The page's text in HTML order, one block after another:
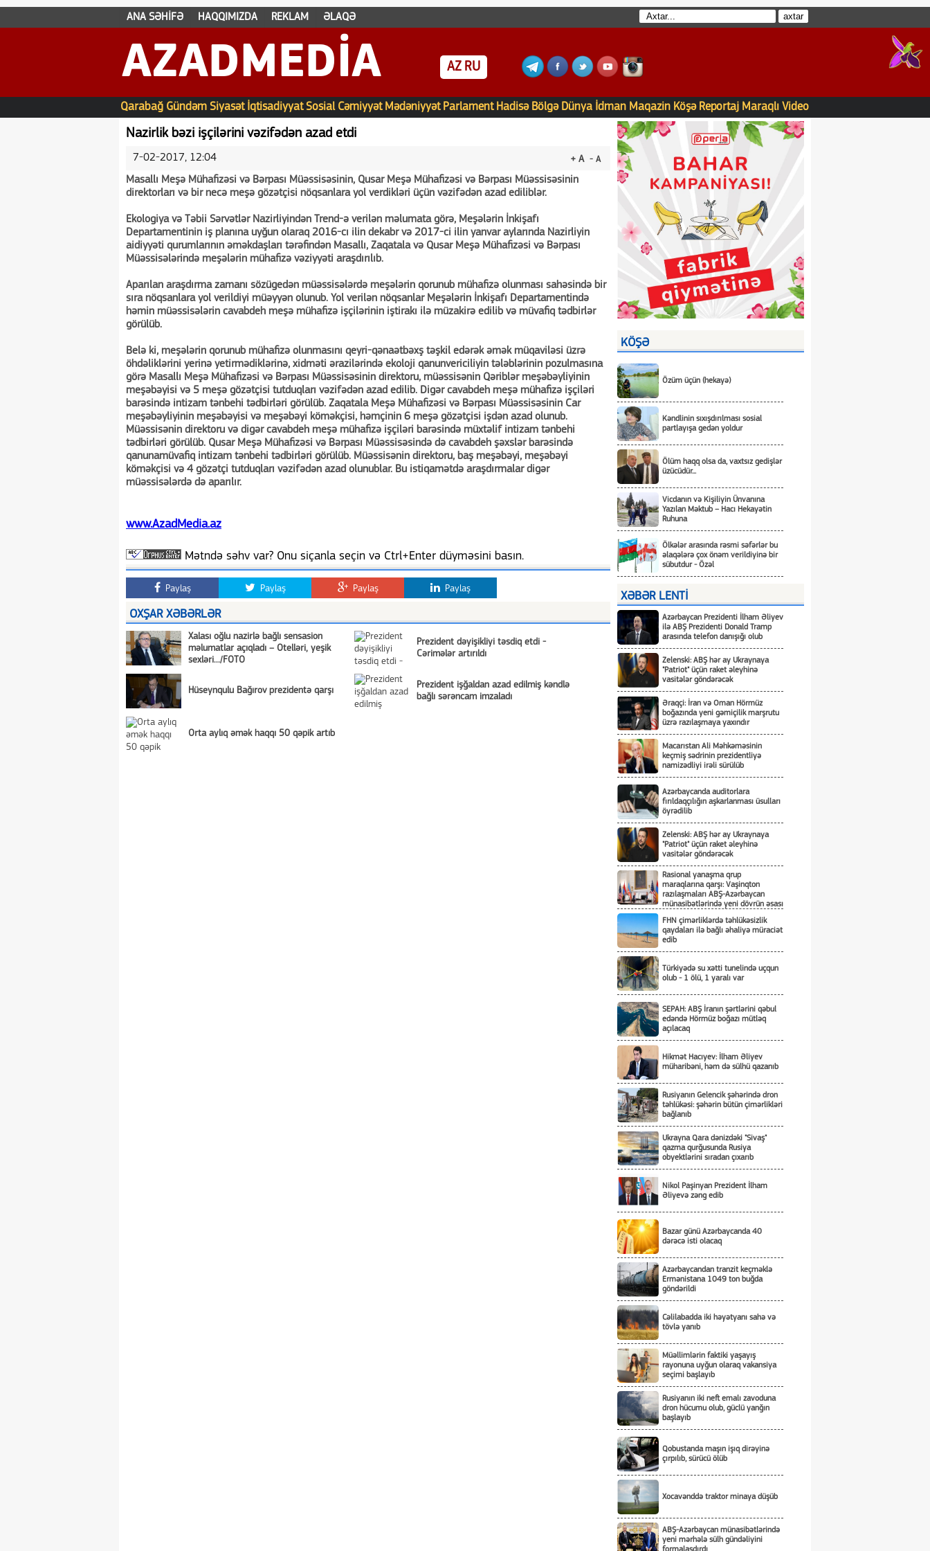
ANA SƏHİFƏ HAQQIMIZDA REKLAM ƏLAQƏ
AZADMEDIA AZ RU
Qarabağ Gündəm Siyasət İqtisadiyyat Sosial Cəmiyyət Mədəniyyət Parlament Hadisə Bölgə Dünya İdman Maqazin Köşə Reportaj Maraqlı Video
Nazirlik bəzi işçilərini vəzifədən azad etdi
+ A - A
7-02-2017, 12:04
Masallı Meşə Mühafizəsi və Bərpası Müəssisəsinin, Qusar Meşə Mühafizəsi və Bərpası Müəssisəsinin
direktorları və bir necə meşə gözətçisi nöqsanlara yol verdikləri üçün vəzifədən azad ediliblər.
Ekologiya və Təbii Sərvətlər Nazirliyindən Trend-ə verilən məlumata görə, Meşələrin İnkişafı
Departamentinin iş planına uyğun olaraq 2016-cı ilin dekabr və 2017-ci ilin yanvar aylarında Nazirliyin
aidiyyəti qurumlarının əməkdaşları tərəfindən Masallı, Zaqatala və Qusar Meşə Mühafizəsi və Bərpası
Müəssisələrində meşələrin mühafizə vəziyyəti araşdırılıb.
Aparılan araşdırma zamanı sözügedən müəssisələrdə meşələrin qorunub mühafizə olunması sahəsində bir
sıra nöqsanlara yol verildiyi müəyyən olunub. Yol verilən nöqsanlar Meşələrin İnkişafı Departamentində
həmin müəssisələrin cavabdeh meşə mühafizə işçilərinin iştirakı ilə müzakirə edilib və müvafiq tədbirlər
görülüb.
Belə ki, meşələrin qorunub mühafizə olunmasını qeyri-qənaətbəxş təşkil edərək əmək müqaviləsi üzrə
öhdəliklərini yerinə yetirmədiklərinə, xidməti ərazilərində ekoloji qanunvericiliyin tələblərinin pozulmasına
görə Masallı Meşə Mühafizəsi və Bərpası Müəssisəsinin direktoru, müəssisənin Qəriblər meşəbəyliyinin
meşəbəyisi və 5 meşə gözətçisi tutduqları vəzifədən azad edilib. Digər cavabdeh meşə mühafizə işçiləri
barəsində intizam tənbehi tədbirləri görülüb. Zaqatala Meşə Mühafizəsi və Bərpası Müəssisəsinin Car
meşəbəyliyinin meşəbəyisi və meşəbəyi köməkçisi, həmçinin 6 meşə gözətçisi işdən azad olunub.
Müəssisənin direktoru və digər cavabdeh meşə mühafizə işçiləri barəsində müxtəlif intizam tənbehi
tədbirləri görülüb. Qusar Meşə Mühafizəsi və Bərpası Müəssisəsində də cavabdeh şəxslər barəsində
qanunamüvafiq intizam tənbehi tədbirləri görülüb. Müəssisənin direktoru, baş meşəbəyi, meşəbəyi
köməkçisi və 4 gözətçi tutduqları vəzifədən azad olunublar. Bu istiqamətdə araşdırmalar digər
müəssisələrdə də aparılır.
www.AzadMedia.az
Mətndə səhv var? Onu siçanla seçin və Ctrl+Enter düyməsini basın.
Paylaş Paylaş Paylaş Paylaş
OXŞAR XƏBƏRLƏR
Xalası oğlu nazirlə bağlı sensasion
məlumatlar açıqladı – Otelləri, yeşik
sexləri.../FOTO
Prezident dəyişikliyi təsdiq etdi -
Cərimələr artırıldı
Hüseynqulu Bağırov prezidentə qarşı
Prezident işğaldan azad edilmiş kəndlə
bağlı sərəncam imzaladı
Orta aylıq əmək haqqı 50 qəpik artıb
KÖŞƏ
Özüm üçün (hekayə)
Kəndlinin sıxışdırılması sosial
partlayışa gedən yoldur
Ölüm haqq olsa da, vaxtsız gedişlər
üzücüdür...
Vicdanın və Kişiliyin Ünvanına
Yazılan Məktub – Hacı Hekayətin
Ruhuna
Ölkələr arasında rəsmi səfərlər bu
əlaqələrə çox önəm verildiyinə bir
sübutdur - Özəl
XƏBƏR LENTİ
Azərbaycan Prezidenti İlham Əliyev
ilə ABŞ Prezidenti Donald Tramp
arasında telefon danışığı olub
Zelenski: ABŞ hər ay Ukraynaya
"Patriot" üçün raket əleyhinə
vasitələr göndərəcək
Əraqçi: İran və Oman Hörmüz
boğazında yeni gəmiçilik marşrutu
üzrə razılaşmaya yaxındır
Macarıstan Ali Məhkəməsinin
keçmiş sədrinin prezidentliyə
namizədliyi irəli sürülüb
Azərbaycanda auditorlara
fırıldaqçılığın aşkarlanması üsulları
öyrədilib
Zelenski: ABŞ hər ay Ukraynaya
"Patriot" üçün raket əleyhinə
vasitələr göndərəcək
Rasional yanaşma qrup
maraqlarına qarşı: Vaşinqton
razılaşmaları ABŞ-Azərbaycan
münasibətlərində yeni dövrün əsası
FHN çimərliklərdə təhlükəsizlik
qaydaları ilə bağlı əhaliyə müraciət
edib
Türkiyədə su xətti tunelində uçqun
olub - 1 ölü, 1 yaralı var
SEPAH: ABŞ İranın şərtlərini qəbul
edəndə Hörmüz boğazı mütləq
açılacaq
Hikmət Hacıyev: İlham Əliyev
müharibəni, həm də sülhü qazanıb
Rusiyanın Gelencik şəhərində dron
təhlükəsi: şəhərin bütün çimərlikləri
bağlanıb
Ukrayna Qara dənizdəki "Sivaş"
qazma qurğusunda Rusiya
obyektlərini sıradan çıxarıb
Nikol Paşinyan Prezident İlham
Əliyevə zəng edib
Bazar günü Azərbaycanda 40
dərəcə isti olacaq
Azərbaycandan tranzit keçməklə
Ermənistana 1049 ton buğda
göndərildi
Cəlilabadda iki həyətyanı sahə və
tövlə yanıb
Müəllimlərin faktiki yaşayış
rayonuna uyğun olaraq vakansiya
seçimi başlayıb
Rusiyanın iki neft emalı zavoduna
dron hücumu olub, güclü yanğın
başlayıb
Qobustanda maşın işıq dirəyinə
çırpılıb, sürücü ölüb
Xocavənddə traktor minaya düşüb
ABŞ-Azərbaycan münasibətlərində
yeni mərhələ sülh gündəliyini